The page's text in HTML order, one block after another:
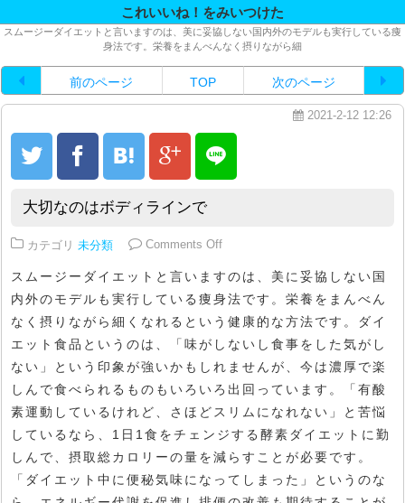
これいいね！をみいつけた
スムージーダイエットと言いますのは、美に妥協しない国内外のモデルも実行している痩
身法です。栄養をまんべんなく摂りながら細
前のページ TOP 次のページ
2021-2-12 12:26
大切なのはボディラインで
カテゴリ 未分類 Comments Offon 大切なのはボディラインで
スムージーダイエットと言いますのは、美に妥協しない国
内外のモデルも実行している痩身法です。栄養をまんべん
なく摂りながら細くなれるという健康的な方法です。ダイ
エット食品というのは、「味がしないし食事をした気がし
ない」という印象が強いかもしれませんが、今は濃厚で楽
しんで食べられるものもいろいろ出回っています。「有酸
素運動しているけれど、さほどスリムになれない」と苦悩
しているなら、1日1食をチェンジする酵素ダイエットに勤
しんで、摂取総カロリーの量を減らすことが必要です。
「ダイエット中に便秘気味になってしまった」というのな